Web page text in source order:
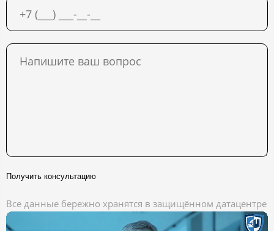
Получить консультацию
Все данные бережно хранятся в защищённом датацентре